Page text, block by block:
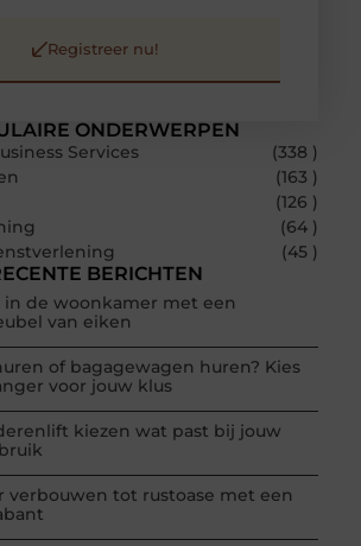
ONDERWERPEN
Services
(338 )
(163 )
(126 )
(64 )
(45 )
BERICHTEN
in de woonkamer met een
van eiken
of bagagewagen huren? Kies
voor jouw klus
kiezen wat past bij jouw
verbouwen tot rustoase met een
Registreer nu!